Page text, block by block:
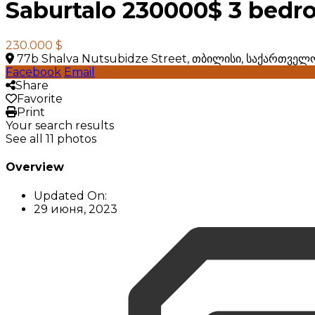
Saburtalo 230000$ 3
230.000 $
77b Shalva Nutsubidze Street, თბილისი,
Facebook Email
Share
Favorite
Print
Your search results
See all 11 photos
Overview
Updated On:
29 июня, 2023